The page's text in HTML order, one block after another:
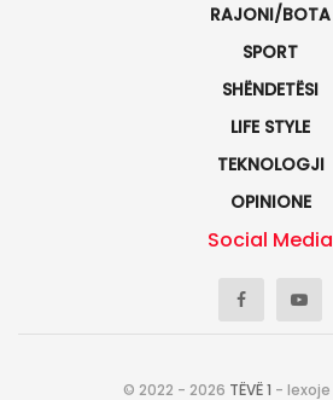
RAJONI/BOTA
SPORT
SHËNDETËSI
LIFE STYLE
TEKNOLOGJI
OPINIONE
Social Media
© 2022 - 2026 TËVË 1 - lexoje